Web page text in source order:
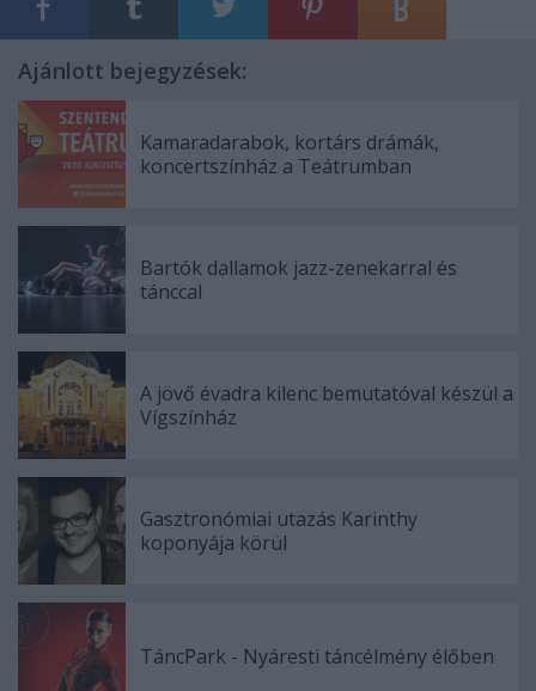
Ajánlott bejegyzések:
Kamaradarabok, kortárs drámák,
koncertszínház a Teátrumban
Bartók dallamok jazz-zenekarral és
tánccal
A jövő évadra kilenc bemutatóval készül a
Vígszínház
Gasztronómiai utazás Karinthy
koponyája körül
TáncPark - Nyáresti táncélmény élőben